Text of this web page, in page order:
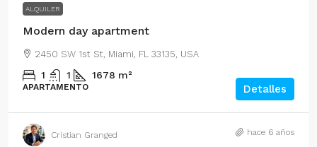
ALQUILER
Modern day apartment
2450 SW 1st St, Miami, FL 33135, USA
1 1 1678 m²
APARTAMENTO Detalles
Cristian Granged hace 6 años